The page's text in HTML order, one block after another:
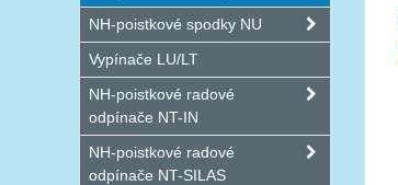
NH-poistkové spodky NU
Vypínače LU/LT
NH-poistkové radové
odpínače NT-IN
NH-poistkové radové
odpínače NT-SILAS